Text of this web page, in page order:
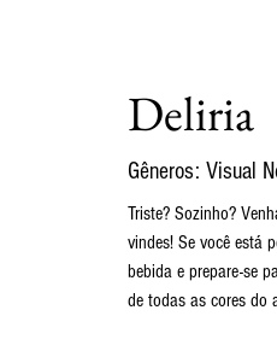
Deliria
Gêneros: Visual
Triste? Sozinho?
vindes! Se você está
bebida e prepare-se
de todas as cores do